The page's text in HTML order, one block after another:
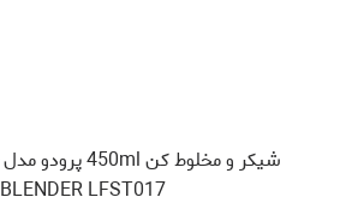
BLENDER LFST017